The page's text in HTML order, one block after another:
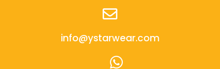
info@ystarwear.com